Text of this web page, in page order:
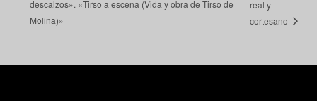
descalzos». «Tirso a escena (Vida y obra de Tirso de
Molina)»
real y
cortesano